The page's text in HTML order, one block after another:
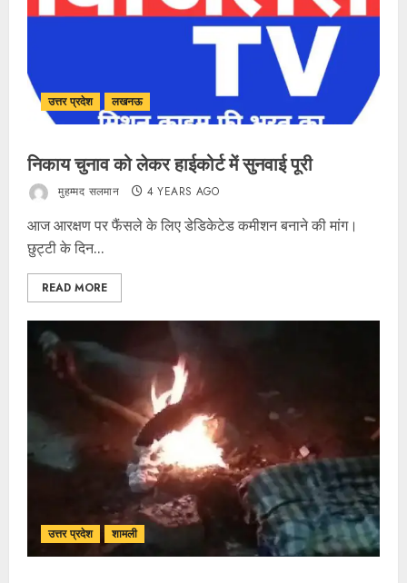
उत्तर प्रदेश लखनऊ
निकाय चुनाव को लेकर हाईकोर्ट में सुनवाई पूरी
मुहम्मद सलमान 4 YEARS AGO
आज आरक्षण पर फैंसले के लिए डेडिकेटेड कमीशन बनाने की मांग।
छुट्टी के दिन...
READ MORE
उत्तर प्रदेश शामली